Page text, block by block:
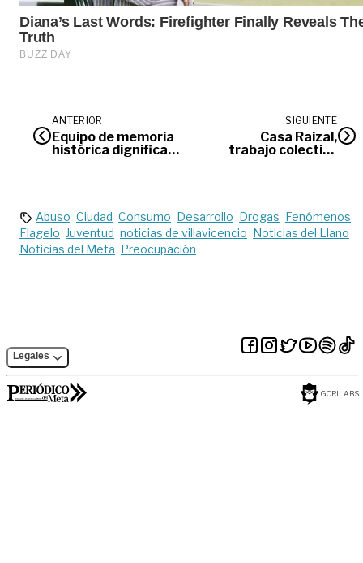
ANTERIOR
Equipo de memoria
histórica dignifica
SIGUIENTE
Casa Raizal,
trabajo colectivo
Abuso Ciudad Consumo Desarrollo Drogas Fenómenos
Flagelo Juventud noticias de villavicencio Noticias del Llano
Noticias del Meta Preocupación
Legales
GORILABS